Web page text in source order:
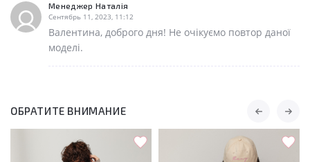
Менеджер Наталія
Сентябрь 11, 2023, 11:12
Валентина, доброго дня! Не очікуємо повтор даної
моделі.
ОБРАТИТЕ ВНИМАНИЕ